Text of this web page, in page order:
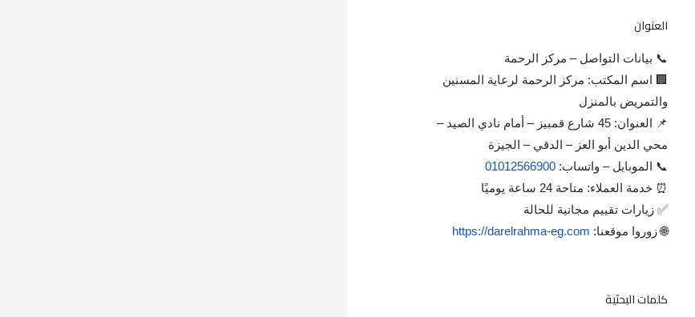
العنوان
📞 بيانات التواصل – مركز الرحمة
🏢 اسم المكتب: مركز الرحمة لرعاية المسنين
والتمريض بالمنزل
📌 العنوان: 45 شارع قمبيز – أمام نادي الصيد –
محي الدين أبو العز – الدقي – الجيزة
📞 الموبايل – واتساب: 01012566900
⏰ خدمة العملاء: متاحة 24 ساعة يوميًا
✅ زيارات تقييم مجانية للحالة
🌐 زوروا موقعنا: https://darelrahma-eg.com
كلمات البحثية